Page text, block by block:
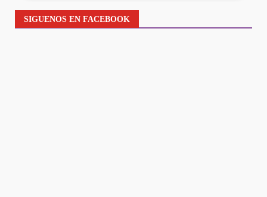
SIGUENOS EN FACEBOOK